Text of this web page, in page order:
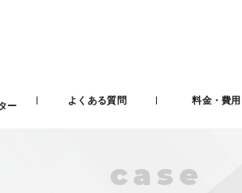
ー
よくある質問 料金・費用
case